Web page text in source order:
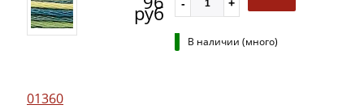
руб
В наличии (много)
01360